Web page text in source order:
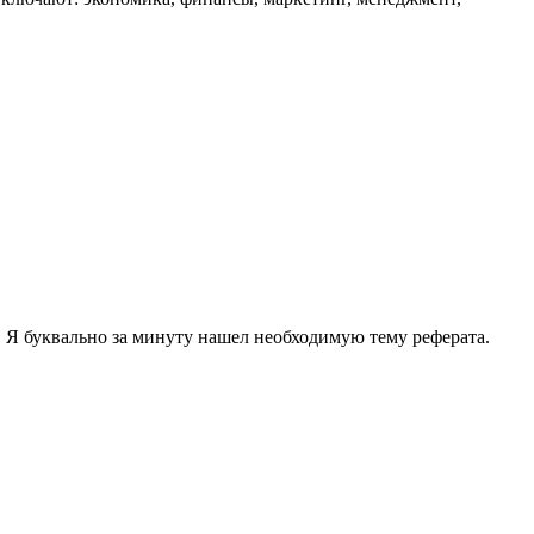
буквально за минуту нашел необходимую тему реферата.